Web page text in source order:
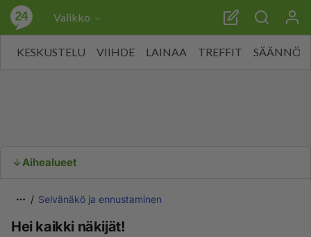
Valikko
KESKUSTELU VIIHDE LAINAA TREFFIT SÄÄNNÖT
Aihealueet
Selvänäkö ja ennustaminen
Hei kaikki näkijät!